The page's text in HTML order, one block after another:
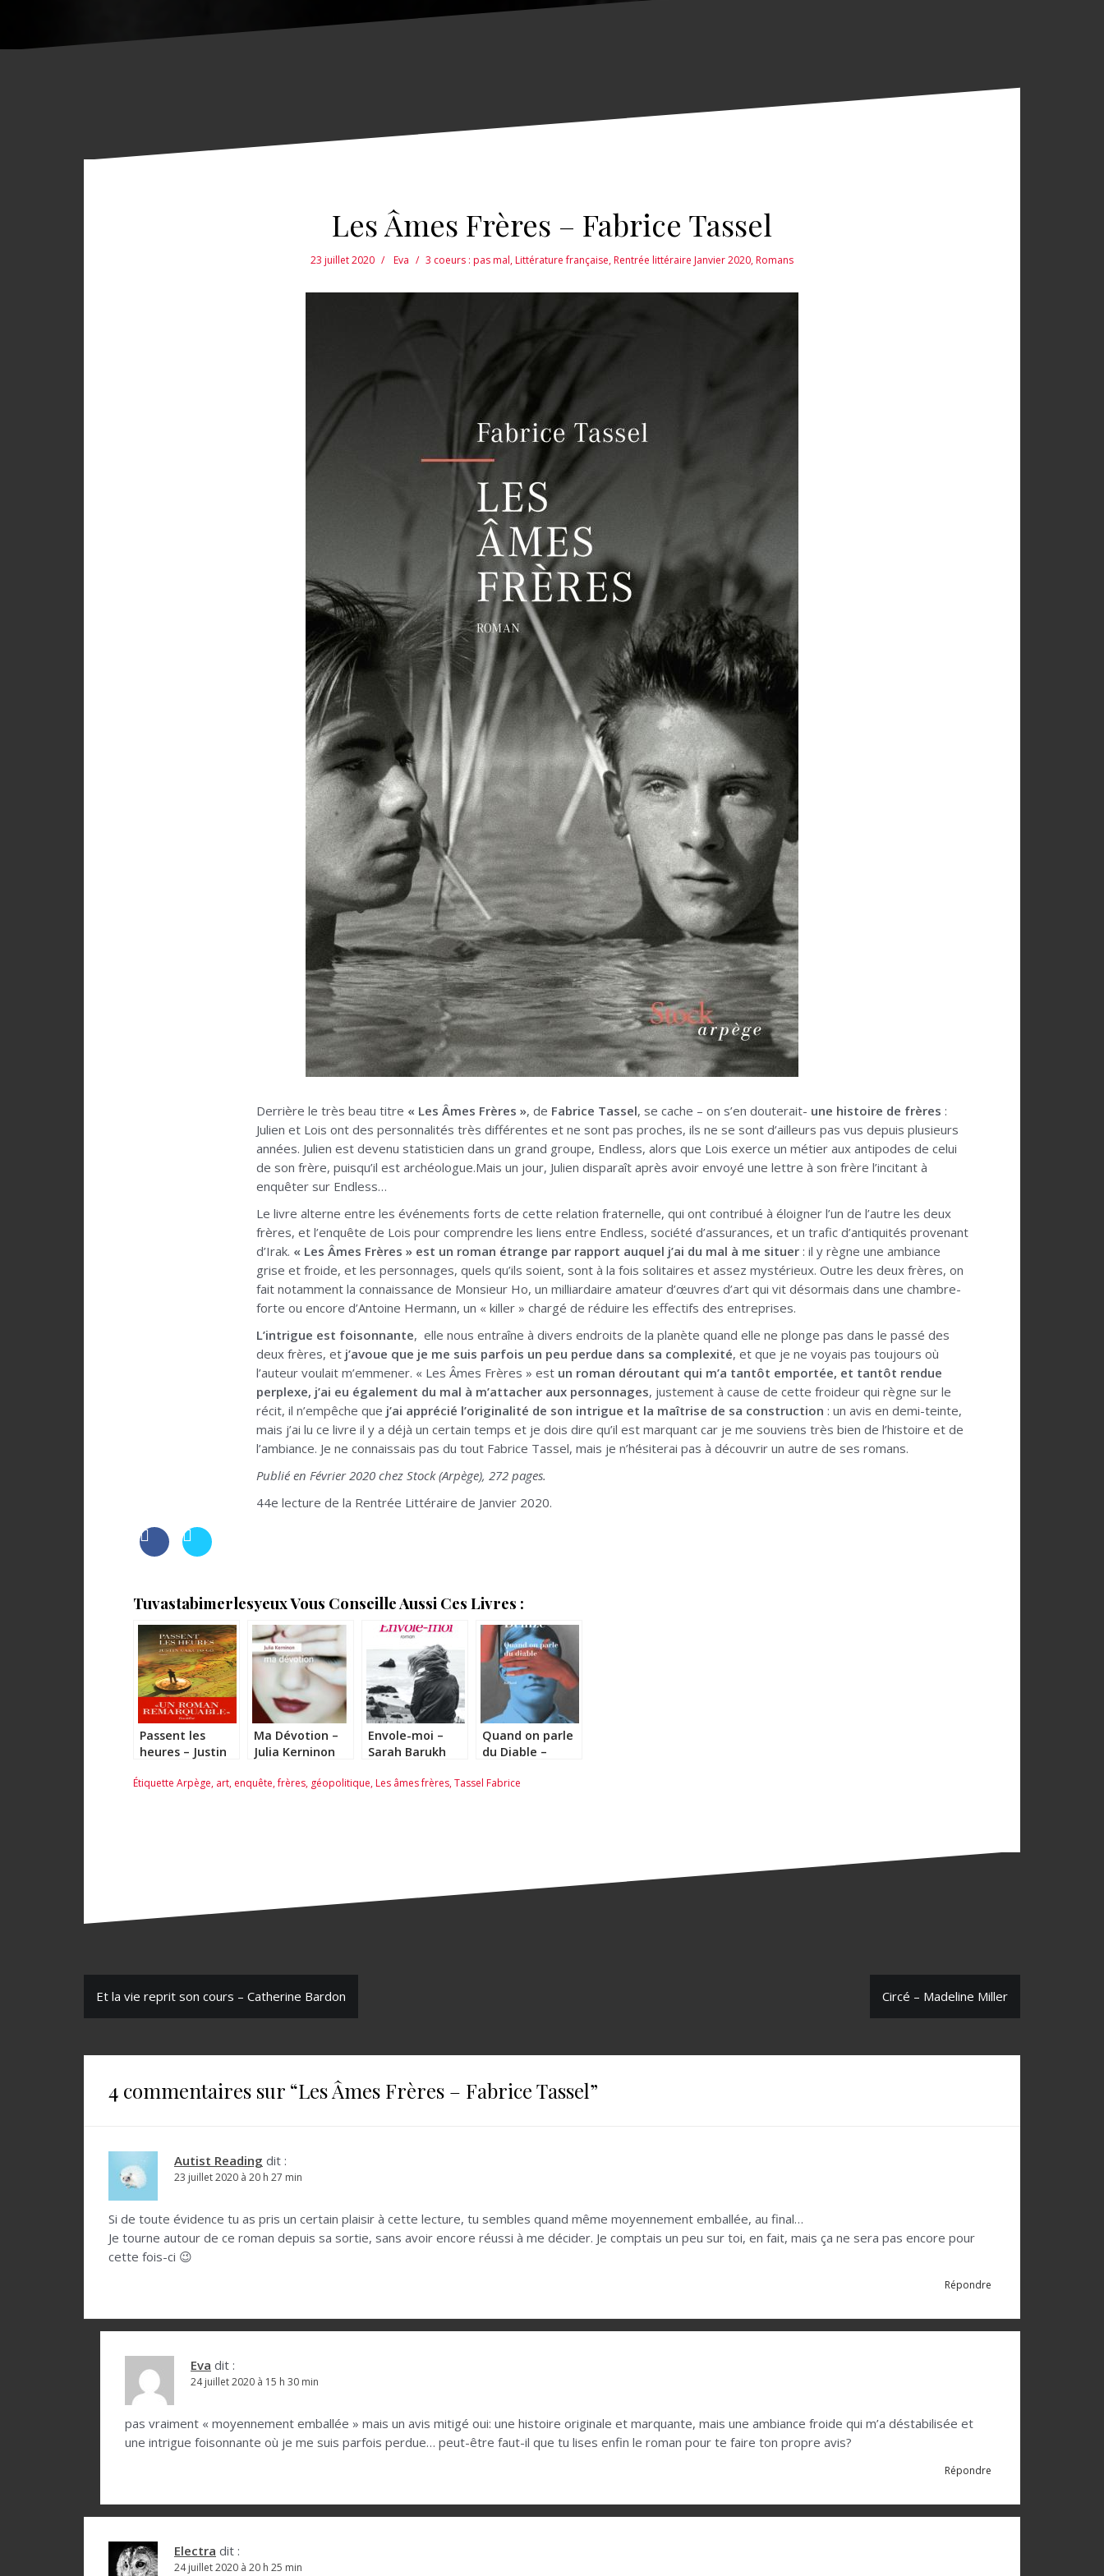
Les Âmes Frères – Fabrice Tassel
23 juillet 2020 Eva 3 coeurs : pas mal,Littérature française,Rentrée littéraire Janvier 2020,Romans
Derrière le très beau titre « Les Âmes Frères », de Fabrice Tassel, se cache – on s’en douterait- une histoire de frères :
Julien et Lois ont des personnalités très différentes et ne sont pas proches, ils ne se sont d’ailleurs pas vus depuis plusieurs
années. Julien est devenu statisticien dans un grand groupe, Endless, alors que Lois exerce un métier aux antipodes de celui
de son frère, puisqu’il est archéologue.Mais un jour, Julien disparaît après avoir envoyé une lettre à son frère l’incitant à
enquêter sur Endless…
Le livre alterne entre les événements forts de cette relation fraternelle, qui ont contribué à éloigner l’un de l’autre les deux
frères, et l’enquête de Lois pour comprendre les liens entre Endless, société d’assurances, et un trafic d’antiquités provenant
d’Irak. « Les Âmes Frères » est un roman étrange par rapport auquel j’ai du mal à me situer : il y règne une ambiance
grise et froide, et les personnages, quels qu’ils soient, sont à la fois solitaires et assez mystérieux. Outre les deux frères, on
fait notamment la connaissance de Monsieur Ho, un milliardaire amateur d’œuvres d’art qui vit désormais dans une chambre-
forte ou encore d’Antoine Hermann, un « killer » chargé de réduire les effectifs des entreprises.
L’intrigue est foisonnante, elle nous entraîne à divers endroits de la planète quand elle ne plonge pas dans le passé des
deux frères, et j’avoue que je me suis parfois un peu perdue dans sa complexité, et que je ne voyais pas toujours où
l’auteur voulait m’emmener. « Les Âmes Frères » est un roman déroutant qui m’a tantôt emportée, et tantôt rendue
perplexe, j’ai eu également du mal à m’attacher aux personnages, justement à cause de cette froideur qui règne sur le
récit, il n’empêche que j’ai apprécié l’originalité de son intrigue et la maîtrise de sa construction : un avis en demi-teinte,
mais j’ai lu ce livre il y a déjà un certain temps et je dois dire qu’il est marquant car je me souviens très bien de l’histoire et de
l’ambiance. Je ne connaissais pas du tout Fabrice Tassel, mais je n’hésiterai pas à découvrir un autre de ses romans.
Publié en Février 2020 chez Stock (Arpège), 272 pages.
44e lecture de la Rentrée Littéraire de Janvier 2020.
Tuvastabimerlesyeux Vous Conseille Aussi Ces Livres :
Passent les
heures – Justin
Ma Dévotion –
Julia Kerninon
Envole-moi –
Sarah Barukh
Quand on parle
du Diable –
Étiquette Arpège, art, enquête,frères, géopolitique,Les âmes frères,Tassel Fabrice
N
v
l
l
Et la vie reprit son cours – Catherine Bardon Circé – Madeline Miller
4 commentaires sur “Les Âmes Frères – Fabrice Tassel”
Autist Reading dit :
23 juillet 2020 à 20 h 27 min
Si de toute évidence tu as pris un certain plaisir à cette lecture, tu sembles quand même moyennement emballée, au final…
Je tourne autour de ce roman depuis sa sortie, sans avoir encore réussi à me décider. Je comptais un peu sur toi, en fait, mais ça ne sera pas encore pour
cette fois-ci 😉
Répondre
Eva dit :
24 juillet 2020 à 15 h 30 min
pas vraiment « moyennement emballée » mais un avis mitigé oui: une histoire originale et marquante, mais une ambiance froide qui m’a déstabilisée et
une intrigue foisonnante où je me suis parfois perdue… peut-être faut-il que tu lises enfin le roman pour te faire ton propre avis?
Répondre
Electra dit :
24 juillet 2020 à 20 h 25 min